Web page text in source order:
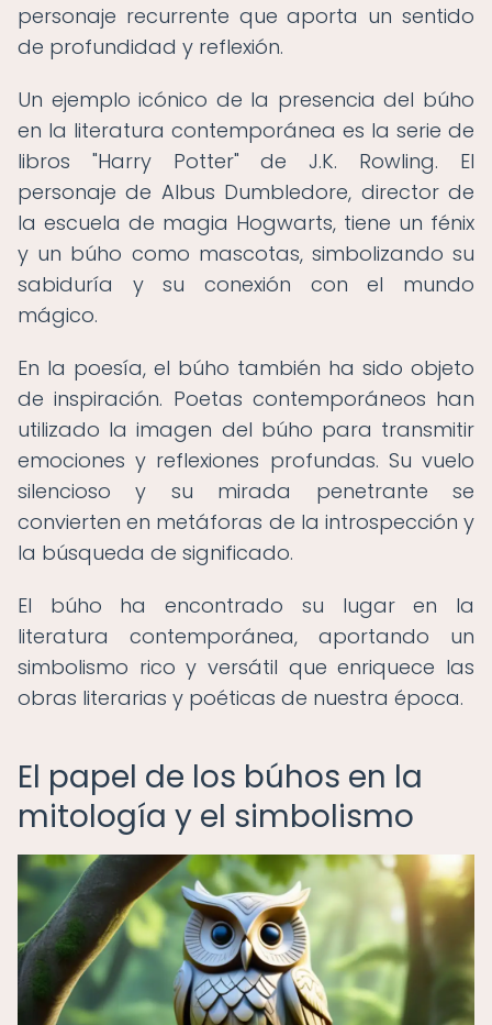
personaje recurrente que aporta un sentido
de profundidad y reflexión.
Un ejemplo icónico de la presencia del búho
en la literatura contemporánea es la serie de
libros "Harry Potter" de J.K. Rowling. El
personaje de Albus Dumbledore, director de
la escuela de magia Hogwarts, tiene un fénix
y un búho como mascotas, simbolizando su
sabiduría y su conexión con el mundo
mágico.
En la poesía, el búho también ha sido objeto
de inspiración. Poetas contemporáneos han
utilizado la imagen del búho para transmitir
emociones y reflexiones profundas. Su vuelo
silencioso y su mirada penetrante se
convierten en metáforas de la introspección y
la búsqueda de significado.
El búho ha encontrado su lugar en la
literatura contemporánea, aportando un
simbolismo rico y versátil que enriquece las
obras literarias y poéticas de nuestra época.
El papel de los búhos en la
mitología y el simbolismo